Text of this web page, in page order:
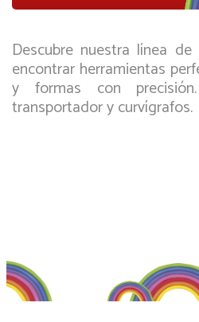
Descubre nuestra línea
encontrar herramientas
y formas con
transportador y curvígrafos.